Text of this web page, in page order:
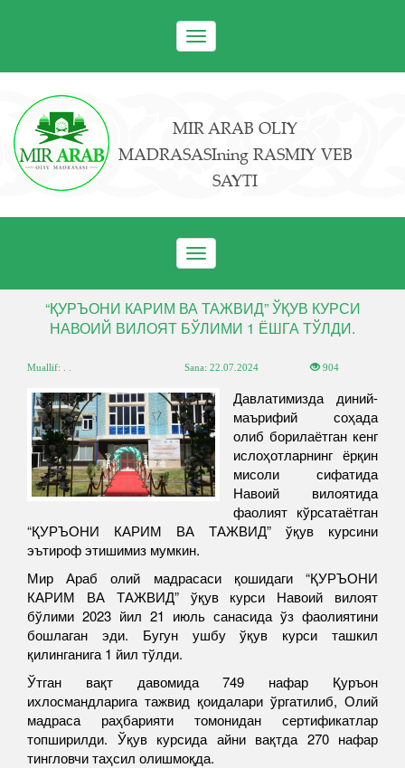
Toggle
navigation
MIR ARAB OLIY
MADRASASIning RASMIY VEB
SAYTI
Toggle
navigation
“ҚУРЪОНИ КАРИМ ВА ТАЖВИД” ЎҚУВ КУРСИ
НАВОИЙ ВИЛОЯТ БЎЛИМИ 1 ЁШГА ТЎЛДИ.
Muallif: . . Sana:22.07.2024 904
Давлатимизда диний-
маърифий соҳада
олиб борилаётган кенг
ислоҳотларнинг ёрқин
мисоли сифатида
Навоий вилоятида
фаолият кўрсатаётган
“ҚУРЪОНИ КАРИМ ВА ТАЖВИД” ўқув курсини
эътироф этишимиз мумкин.
Мир Араб олий мадрасаси қошидаги “ҚУРЪОНИ
КАРИМ ВА ТАЖВИД” ўқув курси Навоий вилоят
бўлими 2023 йил 21 июль санасида ўз фаолиятини
бошлаган эди. Бугун ушбу ўқув курси ташкил
қилинганига 1 йил тўлди.
Ўтган вақт давомида 749 нафар Қуръон
ихлосмандларига тажвид қоидалари ўргатилиб, Олий
мадраса раҳбарияти томонидан сертификатлар
топширилди. Ўқув курсида айни вақтда 270 нафар
тингловчи таҳсил олишмоқда.